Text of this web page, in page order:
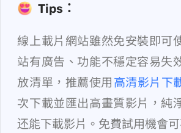
Tips：
線上載片網站雖然免安裝即可
站有廣告、功能不穩定容易失
放清單，推薦使用 VideoHunter 高清影片
次下載並匯出高畫質影片，純
还能下載 Netflix 影片。免費試用機會